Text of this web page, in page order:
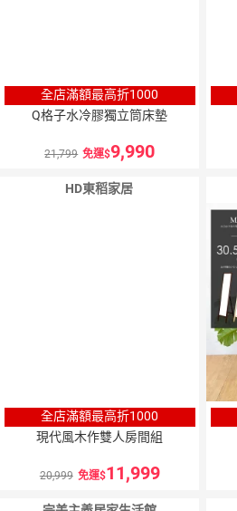
全店滿額最高折1000
Q格子水冷膠獨立筒床墊
21,799 免運 9,990
HD東稻家居
全店滿額最高折1000
現代風木作雙人房間組
20,999 免運 11,999